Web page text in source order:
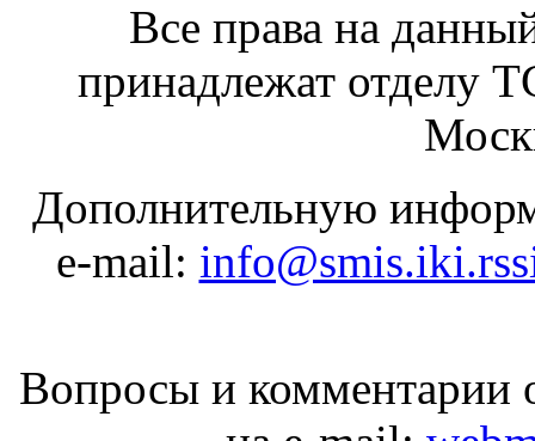
Все права на
принадлежат
Дополнительную
e-mail:
Вопросы и комментарии